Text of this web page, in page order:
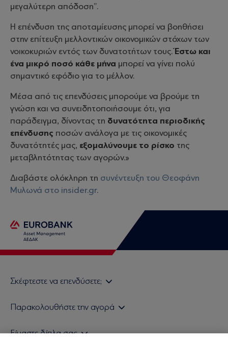
μεγαλύτερη απόδοση’’.
Η επένδυση της αποταμίευσης μπορεί να βοηθήσει
στην επίτευξη μελλοντικών οικονομικών στόχων των
νοικοκυριών εντός των δυνατοτήτων τους.Έστω και
ένα μικρό ποσό κάθε μήνα μπορεί να γίνει πολύ
σημαντικό εφόδιο για το μέλλον.
Μέσα από τις επενδύσεις μπορούμε να βρούμε τη
γνώση και να συνειδητοποιήσουμε ότι, για
παράδειγμα, δίνοντας τη δυνατότητα περιοδικής
επένδυσης ποσών ανάλογα με τις οικονομικές
δυνατότητές μας, εξομαλύνουμε το ρίσκο της
μεταβλητότητας των αγορών.»
Διαβάστε ολόκληρη τη συνέντευξη του Θεοφάνη
Μυλωνά στο insider.gr.
Σκέφτεστε να επενδύσετε;
Τιμολογιακή Πολιτική
Παρακολουθήστε την αγορά
Είμαστε δίπλα σας